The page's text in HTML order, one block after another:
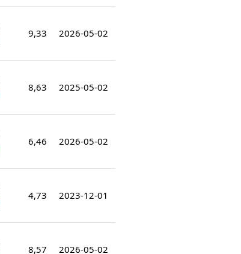
9,33 2026-05-02
8,63 2025-05-02
6,46 2026-05-02
4,73 2023-12-01
8,57 2026-05-02